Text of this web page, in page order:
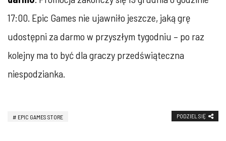
17:00. Epic Games nie ujawniło jeszcze, jaką grę
udostępni za darmo w przyszłym tygodniu – po raz
kolejny ma to być dla graczy przedświąteczna
niespodzianka.
EPIC GAMES STORE PODZIEL SIĘ